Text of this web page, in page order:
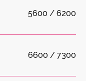
5600 / 6200
6600 / 7300